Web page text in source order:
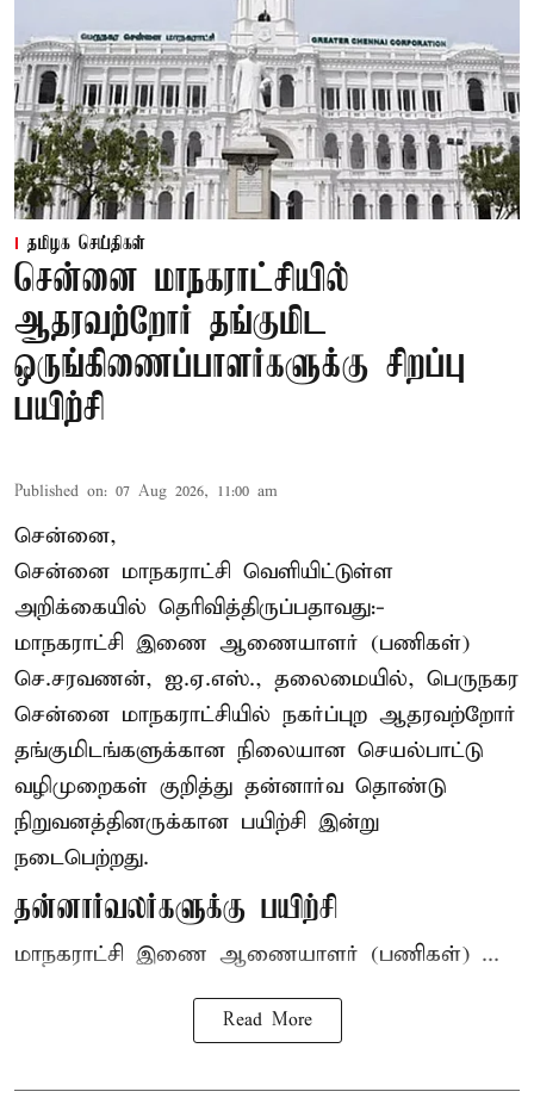
தமிழக செய்திகள்
சென்னை மாநகராட்சியில்
ஆதரவற்றோர் தங்குமிட
ஒருங்கிணைப்பாளர்களுக்கு சிறப்பு
பயிற்சி
Published on: 07 Aug 2026, 11:00 am
சென்னை,
சென்னை மாநகராட்சி வெளியிட்டுள்ள
அறிக்கையில் தெரிவித்திருப்பதாவது:-
மாநகராட்சி இணை ஆணையாளர் (பணிகள்)
செ.சரவணன், ஐ.ஏ.எஸ்., தலைமையில், பெருநகர
சென்னை மாநகராட்சியில் நகர்ப்புற ஆதரவற்றோர்
தங்குமிடங்களுக்கான நிலையான செயல்பாட்டு
வழிமுறைகள் குறித்து தன்னார்வ தொண்டு
நிறுவனத்தினருக்கான பயிற்சி இன்று
நடைபெற்றது.
தன்னார்வலர்களுக்கு பயிற்சி
மாநகராட்சி இணை ஆணையாளர் (பணிகள்) ...
Read More